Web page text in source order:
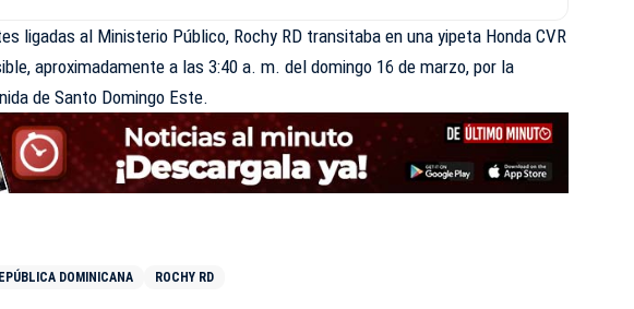
ligadas al Ministerio Público, Rochy RD transitaba en una yipeta Honda CVR
aproximadamente a las 3:40 a. m. del domingo 16 de marzo, por la
de Santo Domingo Este.
DOMINICANA ROCHY RD